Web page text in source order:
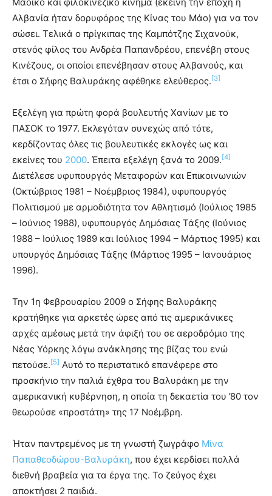
Αλβανία ήταν δορυφόρος της Κίνας του Μάο) για να τον
σώσει. Τελικά ο πρίγκιπας της Καμπότζης Σιχανούκ,
στενός φίλος του Ανδρέα Παπανδρέου, επενέβη στους
Κινέζους, οι οποίοι επενέβησαν στους Αλβανούς, και
έτσι ο Σήφης Βαλυράκης αφέθηκε ελεύθερος. [3]
Εξελέγη για πρώτη φορά βουλευτής Χανίων με το
ΠΑΣΟΚ το 1977. Εκλεγόταν συνεχώς από τότε,
κερδίζοντας όλες τις βουλευτικές εκλογές ως και
εκείνες του 2000. Έπειτα εξελέγη ξανά το 2009. [4]
Διετέλεσε υφυπουργός Μεταφορών και Επικοινωνιών
(Οκτώβριος 1981 – Νοέμβριος 1984), υφυπουργός
Πολιτισμού με αρμοδιότητα τον Αθλητισμό (Ιούλιος 1985
– Ιούνιος 1988), υφυπουργός Δημόσιας Τάξης (Ιούνιος
1988 – Ιούλιος 1989 και Ιούλιος 1994 – Μάρτιος 1995) και
υπουργός Δημόσιας Τάξης (Μάρτιος 1995 – Ιανουάριος
1996).
Την 1η Φεβρουαρίου 2009 ο Σήφης Βαλυράκης
κρατήθηκε για αρκετές ώρες από τις αμερικάνικες
αρχές αμέσως μετά την άφιξή του σε αεροδρόμιο της
Νέας Υόρκης λόγω ανάκλησης της βίζας του ενώ
πετούσε. [5] Αυτό το περιστατικό επανέφερε στο
προσκήνιο την παλιά έχθρα του Βαλυράκη με την
αμερικανική κυβέρνηση, η οποία τη δεκαετία του ’80 τον
θεωρούσε «προστάτη» της 17 Νοέμβρη.
Ήταν παντρεμένος με τη γνωστή ζωγράφο Μίνα
Παπαθεοδώρου-Βαλυράκη, που έχει κερδίσει πολλά
διεθνή βραβεία για τα έργα της. Το ζεύγος έχει
αποκτήσει 2 παιδιά.